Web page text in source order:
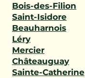
Bois-des-Filion
Saint-Isidore
Beauharnois
Léry
Mercier
Châteauguay
Sainte-Catherine